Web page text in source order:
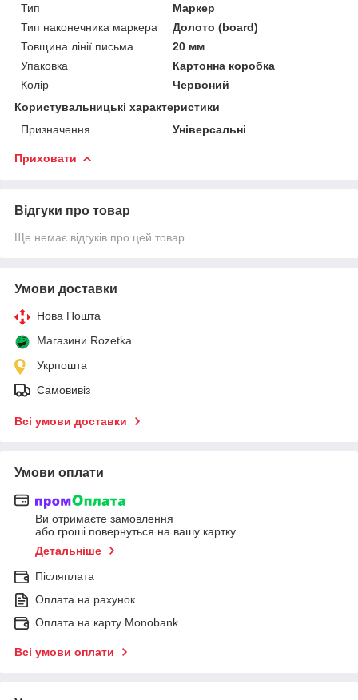
Тип
Маркер
Тип наконечника маркера
Долото (board)
Товщина лінії письма
20 мм
Упаковка
Картонна коробка
Колір
Червоний
Користувальницькі характеристики
Призначення
Універсальні
Приховати
Відгуки про товар
Ще немає відгуків про цей товар
Умови доставки
Нова Пошта
Магазини Rozetka
Укрпошта
Самовивіз
Всі умови доставки
Умови оплати
Ви отримаєте замовлення
або гроші повернуться на вашу картку
Детальніше
Післяплата
Оплата на рахунок
Оплата на карту Monobank
Всі умови оплати